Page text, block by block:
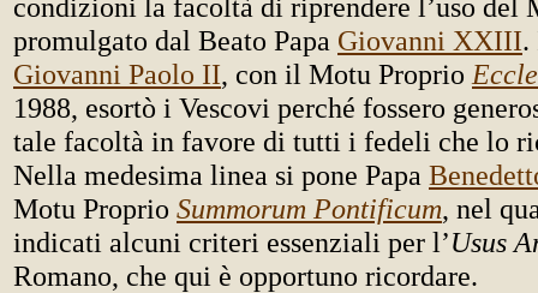
condizioni la facoltà di riprendere l’uso del
promulgato dal Beato Papa Giovanni XXIII.
Giovanni Paolo II, con il Motu Proprio
1988, esortò i Vescovi perché fossero
tale facoltà in favore di tutti i fedeli che lo
Nella medesima linea si pone Papa
Motu Proprio Summorum Pontificum, nel
indicati alcuni criteri essenziali per l’Usus
Romano, che qui è opportuno ricordare.